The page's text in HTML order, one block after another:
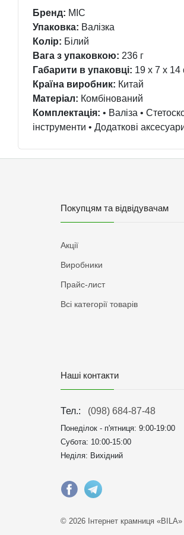
Бренд: MIC
Упаковка: Валізка
Колір: Білий
Вага з упаковкою: 236 г
Габарити в упаковці: 19 x 7 x 14
Країна виробник: Китай
Матеріал: Комбінований
Комплектація: • Валіза •
інструменти • Додаткові
Покупцям та відвідувачам
Акції
Виробники
Прайс-лист
Всі категорії товарів
Наші контакти
Тел.: (098) 684-87-48
Понеділок - п'ятниця: 9:00-19:00
Субота: 10:00-15:00
Неділя: Вихідний
© 2026 Інтернет крамниця «BILA»